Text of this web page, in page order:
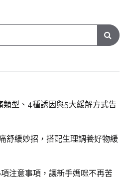
型、4種誘因與5大緩解方式告
舒緩妙招，搭配生理調養好物緩
注意事項，讓新手媽咪不再苦